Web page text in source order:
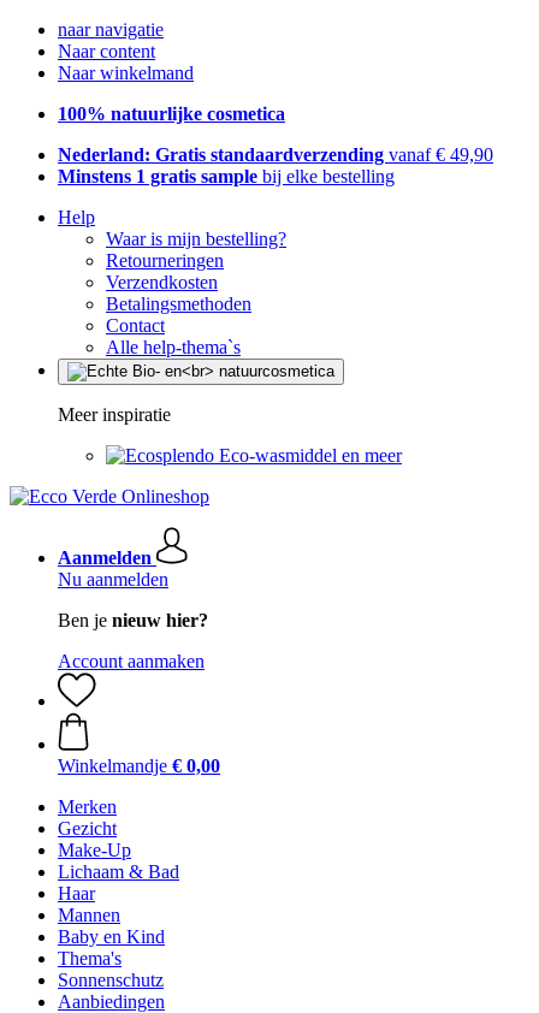
naar navigatie
Naar content
Naar winkelmand
100% natuurlijke cosmetica
Nederland: Gratis standaardverzending vanaf € 49,90
Minstens 1 gratis sample bij elke bestelling
Help
Waar is mijn bestelling?
Retourneringen
Verzendkosten
Betalingsmethoden
Contact
Alle help-thema`s
Meer inspiratie
Eco-wasmiddel en meer
Aanmelden
Nu aanmelden
Ben je nieuw hier?
Account aanmaken
Winkelmandje € 0,00
Merken
Gezicht
Make-Up
Lichaam & Bad
Haar
Mannen
Baby en Kind
Thema's
Sonnenschutz
Aanbiedingen